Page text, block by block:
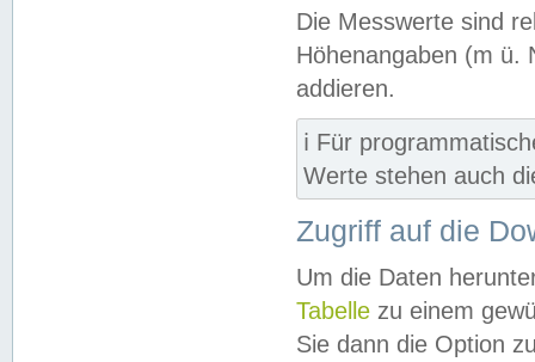
Die Messwerte sind
Höhenangaben (m ü.
addieren.
ℹ️ Für
Werte stehen auch
Zugriff auf die
Um die Daten
Tabelle zu einem
Sie dann die Option